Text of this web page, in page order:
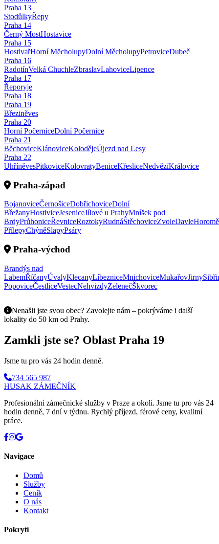
Praha 13
StodůlkyŘepy
Praha 14
Černý MostHostavice
Praha 15
HostivařHorní MěcholupyDolní MěcholupyPetroviceDubeč
Praha 16
RadotínVelká ChuchleZbraslavLahoviceLipence
Praha 17
Řeporyje
Praha 18
Praha 19
Březiněves
Praha 20
Horní PočerniceDolní Počernice
Praha 21
BěchoviceKlánoviceKolodějeÚjezd nad Lesy
Praha 22
UhříněvesPitkoviceKolovratyBeniceKřesliceNedvězíKrálovice
Praha-západ
BojanoviceČernošiceDobřichoviceDolní
BřežanyHostiviceJeseniceJílové u PrahyMníšek pod
BrdyPrůhoniceŘevniceRoztokyRudnáŠtěchoviceZvoleDavle
PřílepyChýněSlapyPsáry
Praha-východ
Brandýs nad
LabemŘíčanyÚvalyKlecanyLíbezniceMnichoviceMukařovJirny
PopoviceČestliceVestecNehvizdyZelenečŠkvorec
Nenašli jste svou obec? Zavolejte nám – pokrýváme i další
lokality do 50 km od Prahy.
Zamkli jste se? Oblast Praha 19
Jsme tu pro vás 24 hodin denně.
734 565 987
HUSAK ZÁMEČNÍK
Profesionální zámečnické služby v Praze a okolí. Jsme tu pro vás 24
hodin denně, 7 dní v týdnu. Rychlý příjezd, férové ceny, kvalitní
práce.
Navigace
Domů
Služby
Ceník
O nás
Kontakt
Pokrytí